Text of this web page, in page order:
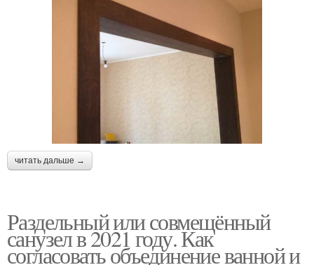
читать дальше →
Раздельный или совмещённый
санузел в 2021 году. Как
согласовать объединение ванной и